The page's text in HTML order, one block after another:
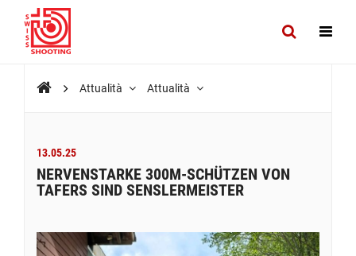
Attualità Attualità
13.05.25
NERVENSTARKE 300M-SCHÜTZEN VON
TAFERS SIND SENSLERMEISTER